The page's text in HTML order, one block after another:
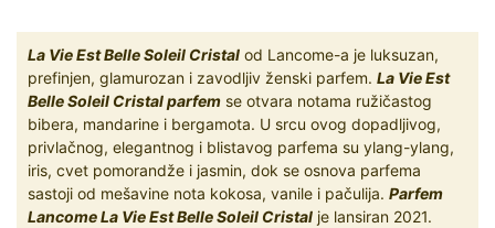
La Vie Est Belle Soleil Cristal od Lancome-a je luksuzan,
prefinjen, glamurozan i zavodljiv ženski parfem. La Vie Est
Belle Soleil Cristal parfem se otvara notama ružičastog
bibera, mandarine i bergamota. U srcu ovog dopadljivog,
privlačnog, elegantnog i blistavog parfema su ylang-ylang,
iris, cvet pomorandže i jasmin, dok se osnova parfema
sastoji od mešavine nota kokosa, vanile i pačulija. Parfem
Lancome La Vie Est Belle Soleil Cristal je lansiran 2021.